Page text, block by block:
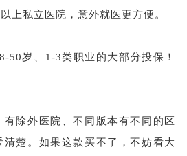
上私立医院，意外就医更方便。
50岁、1-3类职业的大部分投保！
除外医院、不同版本有不同的区
楚。如果这款买不了，不妨看大